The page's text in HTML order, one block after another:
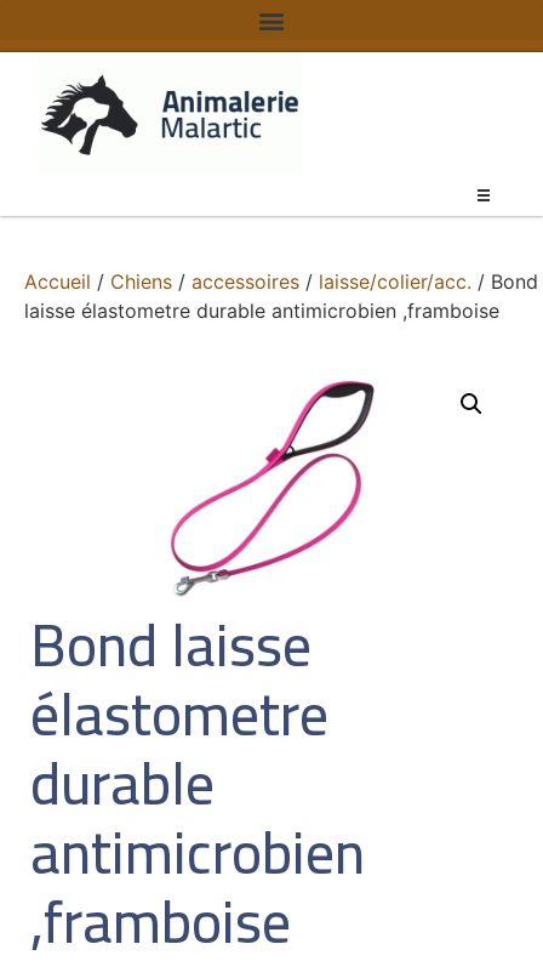
Accueil / Chiens / accessoires / laisse/colier/acc. / Bond
laisse élastometre durable antimicrobien ,framboise
Bond laisse
élastometre
durable
antimicrobien
,framboise